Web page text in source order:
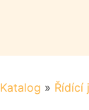
Katalog » Řídící